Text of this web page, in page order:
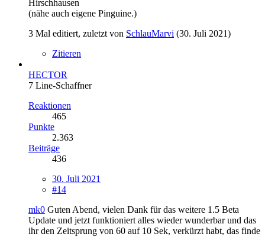
Hirschhausen
(nähe auch eigene Pinguine.)
3 Mal editiert, zuletzt von SchlauMarvi (30. Juli 2021)
Zitieren
HECTOR
7 Line-Schaffner
Reaktionen
465
Punkte
2.363
Beiträge
436
30. Juli 2021
#14
mk0 Guten Abend, vielen Dank für das weitere 1.5 Beta
Update und jetzt funktioniert alles wieder wunderbar und das
ihr den Zeitsprung von 60 auf 10 Sek, verkürzt habt, das finde